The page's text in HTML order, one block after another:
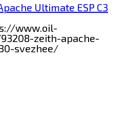
Ultimate ESP C3
www.oil-
zeith-apache-
svezhee/